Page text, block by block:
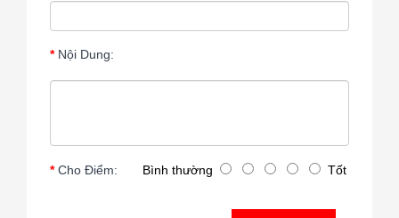
Nội Dung:
Cho Điểm: Bình thường Tốt